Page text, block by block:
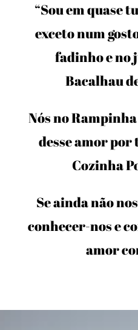
“Sou em quase
exceto num
fadinho e no
Bacalhau
Nós no
desse amor por
Cozinha
Se ainda não
conhecer-nos e
amor